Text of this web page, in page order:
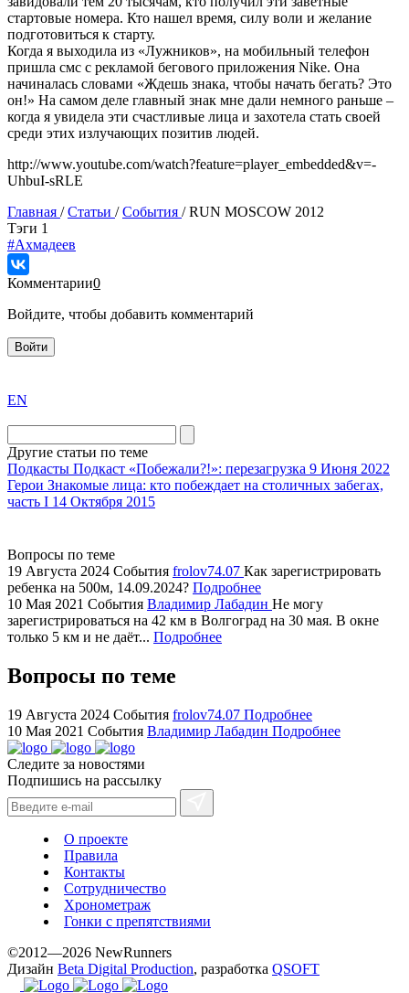
стартовые номера. Кто нашел время, силу воли и желание
подготовиться к старту.
Когда я выходила из «Лужников», на мобильный телефон
пришла смс с рекламой бегового приложения Nike. Она
начиналась словами «Ждешь знака, чтобы начать бегать? Это
он!» На самом деле главный знак мне дали немного раньше –
когда я увидела эти счастливые лица и захотела стать своей
среди этих излучающих позитив людей.
http://www.youtube.com/watch?feature=player_embedded&v=-
UhbuI-sRLE
Главная /Статьи /События /RUN MOSCOW 2012
Tэги 1
#Ахмадеев
Комментарии0
Войдите, чтобы добавить комментарий
Войти
the
division
agent
watch
replica
showcases
swiss
replica
bvlgari
watches
+maserati
online
for
cheap
sale.
https://ylfactoryrolex.com/
hilarity
exceptional
method.
prices.
EN
Другие статьи по теме
Подкасты Подкаст «Побежали?!»: перезагрузка 9 Июня 2022
Герои Знакомые лица: кто побеждает на столичных забегах,
часть I 14 Октября 2015
Вопросы по теме
19 Августа 2024 События frolov74.07 Как зарегистрировать
ребенка на 500м, 14.09.2024? Подробнее
10 Мая 2021 События Владимир Лабадин Не могу
зарегистрироваться на 42 км в Волгоград на 30 мая. В окне
только 5 км и не даёт... Подробнее
Вопросы по теме
19 Августа 2024 События frolov74.07 Подробнее
10 Мая 2021 События Владимир Лабадин Подробнее
Следите за новостями
Подпишись на рассылку
О проекте
Правила
Контакты
Сотрудничество
Хронометраж
Гонки с препятствиями
©2012—2026 NewRunners
Дизайн Beta Digital Production, разработка QSOFT